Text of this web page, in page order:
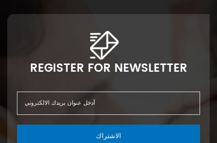
REGISTER FOR NEWSLETTER
الاشتراك